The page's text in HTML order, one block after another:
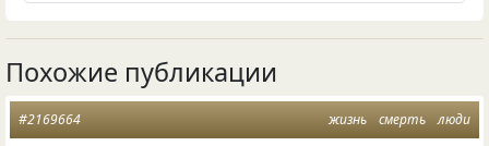
Похожие публикации
жизнь смерть люди
#2169664